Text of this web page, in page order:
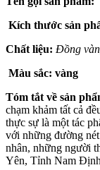
Kích thước sản
Chất liệu: Đồng
Màu sắc: vàng
Tóm tắt về sản
chạm khảm tất cả
thực sự là một tác
với những đường
nhân, những người
Yên, Tỉnh Nam